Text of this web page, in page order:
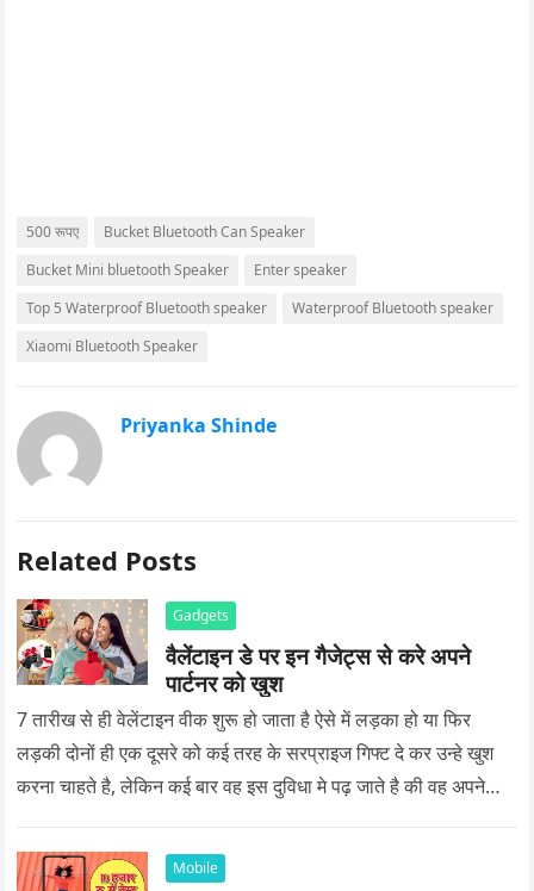
500 रूपए
Bucket Bluetooth Can Speaker
Bucket Mini bluetooth Speaker
Enter speaker
Top 5 Waterproof Bluetooth speaker
Waterproof Bluetooth speaker
Xiaomi Bluetooth Speaker
Priyanka Shinde
Related Posts
Gadgets
वैलेंटाइन डे पर इन गैजेट्स से करे अपने
पार्टनर को खुश
7 तारीख से ही वेलेंटाइन वीक शुरू हो जाता है ऐसे में लड़का हो या फिर
लड़की दोनों ही एक दूसरे को कई तरह के सरप्राइज गिफ्ट दे कर उन्हे खुश
करना चाहते है, लेकिन कई बार वह इस दुविधा मे पढ़ जाते है की वह अपने
Mobile